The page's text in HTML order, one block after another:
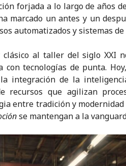
forjada a lo largo de años
marcado un antes y un
automatizados y sistemas
al taller del siglo XXI
con tecnologías de punta.
integración de la
recursos que agilizan
entre tradición y
se mantengan a la